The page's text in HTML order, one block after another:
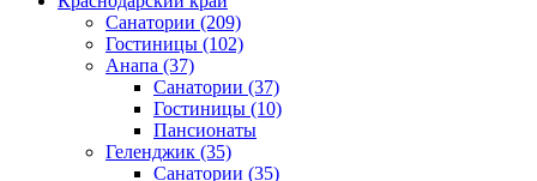
Санатории (209)
Гостиницы (102)
Анапа (37)
Санатории (37)
Гостиницы (10)
Пансионаты
Геленджик (35)
Санатории (35)